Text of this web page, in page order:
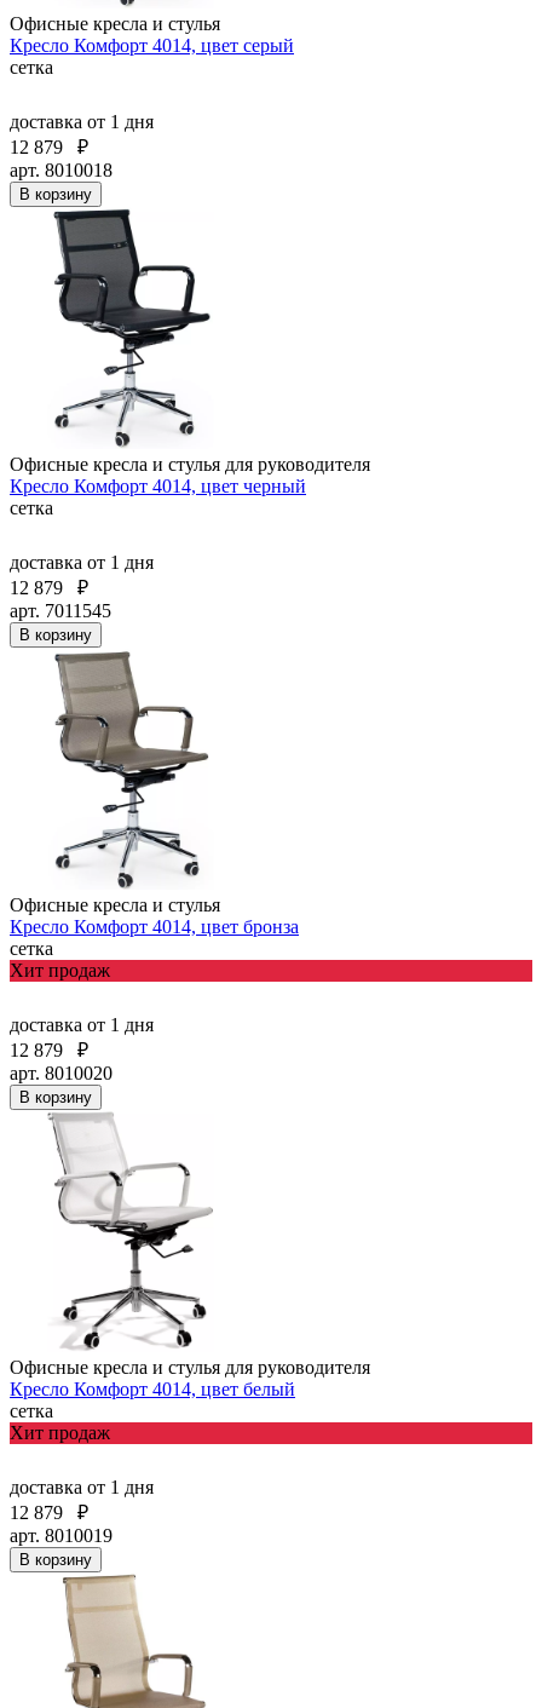
Офисные кресла и стулья
Кресло Комфорт 4014, цвет серый
сетка
доставка от 1 дня
12 879
₽
арт. 8010018
В корзину
Офисные кресла и стулья для руководителя
Кресло Комфорт 4014, цвет черный
сетка
доставка от 1 дня
12 879
₽
арт. 7011545
В корзину
Офисные кресла и стулья
Кресло Комфорт 4014, цвет бронза
сетка
Хит продаж
доставка от 1 дня
12 879
₽
арт. 8010020
В корзину
Офисные кресла и стулья для руководителя
Кресло Комфорт 4014, цвет белый
сетка
Хит продаж
доставка от 1 дня
12 879
₽
арт. 8010019
В корзину